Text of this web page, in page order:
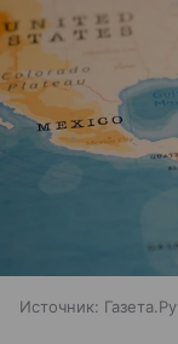
Источник: Газета.Ру